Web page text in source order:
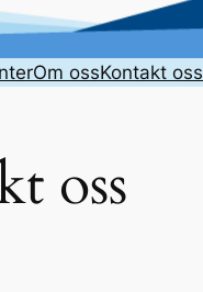
Om ossKontakt oss
oss